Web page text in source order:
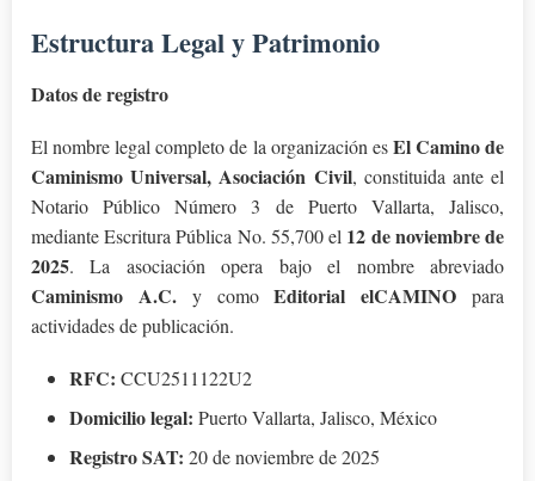
Estructura Legal y Patrimonio
Datos de registro
El nombre legal completo de la organización esEl Camino de
Caminismo Universal, Asociación Civil, constituida ante el
Notario Público Número 3 de Puerto Vallarta, Jalisco,
mediante Escritura Pública No. 55,700 el 12 de noviembre de
2025. La asociación opera bajo el nombre abreviado
Caminismo A.C.y comoEditorial elCAMINO para
actividades de publicación.
RFC: CCU2511122U2
Domicilio legal: Puerto Vallarta, Jalisco, México
Registro SAT: 20 de noviembre de 2025